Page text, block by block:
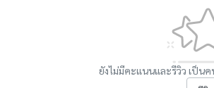
ยังไม่มีคะแนนและรีวิว เป็น